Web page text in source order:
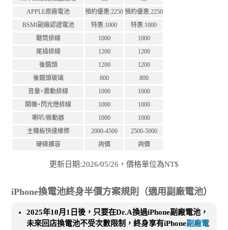
APPLE原廠電池
預約優惠:2250 預約優惠:2250
BSMI副廠認證電池
特惠:1000
特惠:1000
聽筒排線
1000
1000
尾插排線
1200
1200
後鏡頭
1200
1200
後鏡頭玻璃
800
800
音量+震動排線
1000
1000
開機+閃光燈排線
1000
1000
喇叭/振動器
1000
1000
主機板快速維修
2000-4500
2500-5000
硬碟擴容
詢價 詢價
更新日期:2026/05/26，價格單位為NT$
iPhone換電池終身半價方案規則（適用副廠電池）
2025年10月1日後，只要在Dr.A換過iPhone副廠電池，
未來回店換電池不受次數限制，終身享有iPhone副廠電